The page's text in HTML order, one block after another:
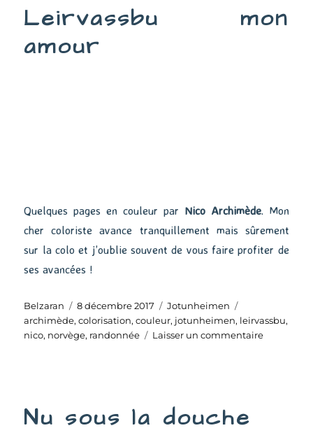
Leirvassbu mon
amour
Quelques pages en couleur par Nico Archimède. Mon
cher coloriste avance tranquillement mais sûrement
sur la colo et j’oublie souvent de vous faire profiter de
ses avancées !
Auteur
Belzaran
Publié
le
8 décembre 2017 Catégories
Jotunheimen
archimède,colorisation,couleur, jotunheimen, leirvassbu,
nico, norvège, randonnée Laisser un commentairesur
Nu sous la douche